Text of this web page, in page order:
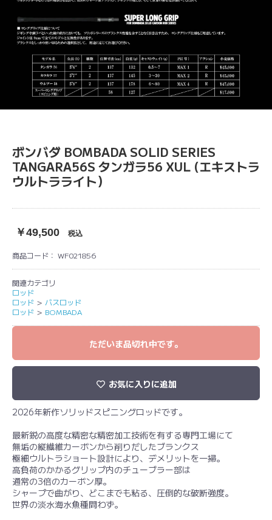
ボンバダ BOMBADA SOLID SERIES
TANGARA56S タンガラ56 XUL (エキストラ
ウルトラライト）
￥49,500 税込
商品コード： WF021856
関連カテゴリ
ロッド
ロッド ＞ バスロッド
ロッド ＞ BOMBADA
ただいま品切れ中です。
お気に入りに追加
2026年新作ソリッドスピニングロッドです。
最新鋭の高度な精密な精密加工技術を有する専門工場にて
無垢の縦繊維カーボンから削りだしたブランクス
極細ウルトラショート設計により、デメリットを一掃。
高負荷のかかるグリップ内のチューブラー部は
通常の3倍のカーボン厚。
シャープで曲がり、どこまでも粘る、圧倒的な破断強度。
世界の淡水海水魚種問わず。